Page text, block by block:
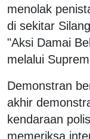
menolak
di sekitar
"Aksi Damai
melalui
Demonstran
akhir
kendaraan
memeriksa